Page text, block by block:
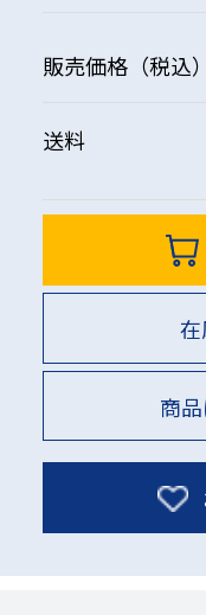
販売価格（税込）
送料
商